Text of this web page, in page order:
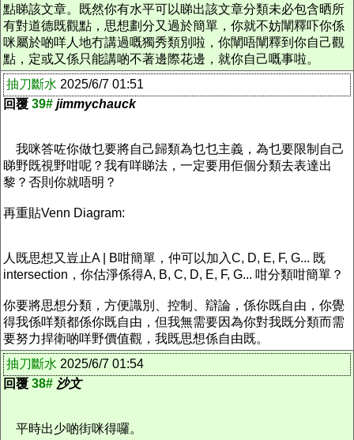
點睇該文章。既然你有水平可以睇出該文章分類未必包含晒所
有對道德既觀點，思想劃分又過於簡單，你就不妨闡釋吓你係
咪屬於啲咩人地冇講過嘅獨秀類別啦，你闡唔闡釋到你自己觀
點，定或又係只能講啲不著邊際花邊，就你自己嘅事啦。
抽刀斷水 2025/6/7 01:51
回覆 39# jimmychauck
我咪答咗你做乜要將自己歸類為乜乜主義，為乜要限制自己
睇野既視野咁呢？我有咩睇法，一定要用佢個分類去表達出
黎？否則你就唔明？
再重貼Venn Diagram:
人既思想又豈止A | B咁簡單，仲可以加入C, D, E, F, G... 既
intersection，你估淨係得A, B, C, D, E, F, G... 咁分類咁簡單？
你要將思想分類，方便識別、控制、辯論，係你既自由，你覺
得我係咩類都係你既自由，但我無需要因為你對我既分類而需
要努力捍衛啲咩野價值觀，我既思想係自由既。
抽刀斷水 2025/6/7 01:54
回覆 38# 沙文
平時出少啲街咪得囉。